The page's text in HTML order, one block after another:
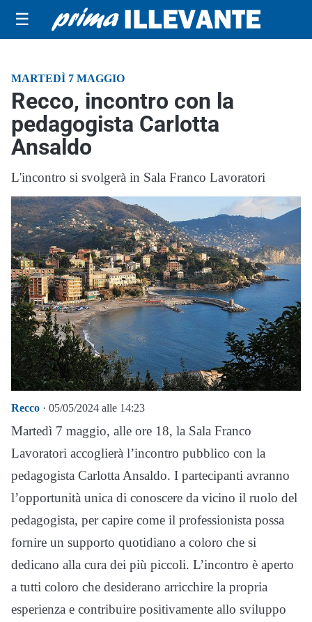
☰
MARTEDÌ 7 MAGGIO
Recco, incontro con la
pedagogista Carlotta
Ansaldo
L'incontro si svolgerà in Sala Franco Lavoratori
Recco · 05/05/2024 alle 14:23
Martedì 7 maggio, alle ore 18, la Sala Franco
Lavoratori accoglierà l’incontro pubblico con la
pedagogista Carlotta Ansaldo. I partecipanti avranno
l’opportunità unica di conoscere da vicino il ruolo del
pedagogista, per capire come il professionista possa
fornire un supporto quotidiano a coloro che si
dedicano alla cura dei più piccoli. L’incontro è aperto
a tutti coloro che desiderano arricchire la propria
esperienza e contribuire positivamente allo sviluppo